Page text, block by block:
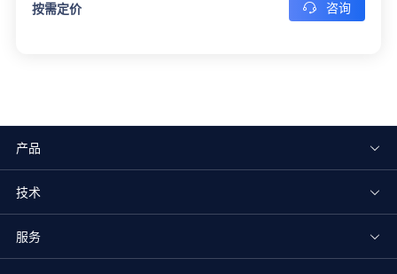
按需定价 咨询
产品
技术
服务